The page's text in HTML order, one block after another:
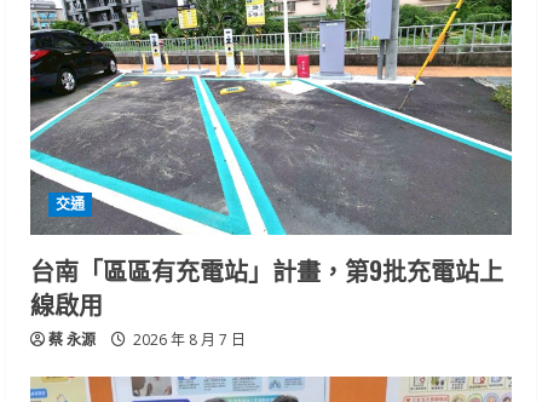
交通
台南「區區有充電站」計畫，第9批充電站上
線啟用
蔡 永源 2026 年 8 月 7 日